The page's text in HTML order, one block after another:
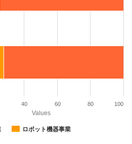
Values
ロボット機器事業
40 60 80 100